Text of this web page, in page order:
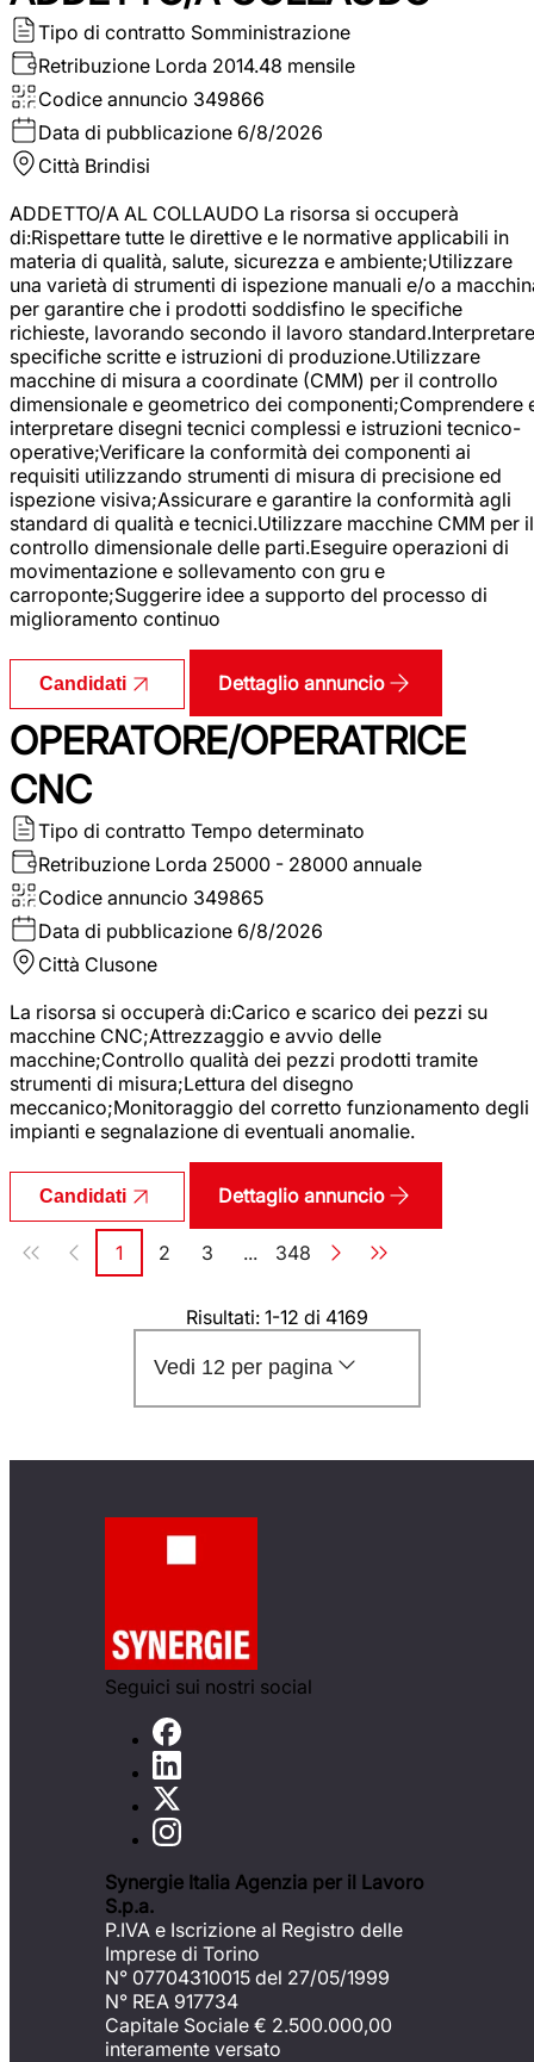
Tipo di contratto Somministrazione
Retribuzione Lorda 2014.48 mensile
Codice annuncio 349866
Data di pubblicazione 6/8/2026
Città Brindisi
ADDETTO/A AL COLLAUDO La risorsa si occuperà
di:Rispettare tutte le direttive e le normative applicabili in
materia di qualità, salute, sicurezza e ambiente;Utilizzare
una varietà di strumenti di ispezione manuali e/o a
per garantire che i prodotti soddisfino le specifiche
richieste, lavorando secondo il lavoro standard.Interpretare
specifiche scritte e istruzioni di produzione.Utilizzare
macchine di misura a coordinate (CMM) per il controllo
dimensionale e geometrico dei componenti;Comprendere
interpretare disegni tecnici complessi e istruzioni tecnico-
operative;Verificare la conformità dei componenti ai
requisiti utilizzando strumenti di misura di precisione ed
ispezione visiva;Assicurare e garantire la conformità agli
standard di qualità e tecnici.Utilizzare macchine CMM per il
controllo dimensionale delle parti.Eseguire operazioni di
movimentazione e sollevamento con gru e
carroponte;Suggerire idee a supporto del processo di
miglioramento continuo
Candidati Dettaglio annuncio
OPERATORE/OPERATRICE
CNC
Tipo di contratto Tempo determinato
Retribuzione Lorda 25000 - 28000 annuale
Codice annuncio 349865
Data di pubblicazione 6/8/2026
Città Clusone
La risorsa si occuperà di:Carico e scarico dei pezzi su
macchine CNC;Attrezzaggio e avvio delle
macchine;Controllo qualità dei pezzi prodotti tramite
strumenti di misura;Lettura del disegno
meccanico;Monitoraggio del corretto funzionamento degli
impianti e segnalazione di eventuali anomalie.
Candidati Dettaglio annuncio
Paginazione
Pagina
1 Pagina
2 Pagina
3 ... Pagina
348
Risultati: 1-12 di 4169
Vedi 12 per pagina
Seguici sui nostri social
Synergie Italia Agenzia per il Lavoro
S.p.a.
P.IVA e Iscrizione al Registro delle
Imprese di Torino
N° 07704310015 del 27/05/1999
N° REA 917734
Capitale Sociale € 2.500.000,00
interamente versato